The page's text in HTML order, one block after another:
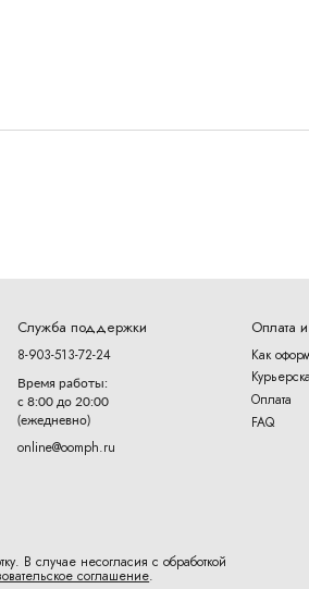
Служба поддержки
8-903-513-72-24
Время работы:
с 8:00 до 20:00
(ежедневно)
online@oomph.ru
Оплата
Как
Оплата
FAQ
В случае несогласия с обработкой
соглашение.